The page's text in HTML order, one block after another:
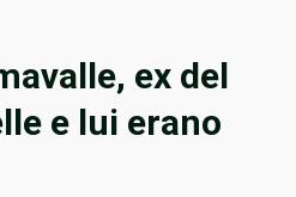
ex del
e lui erano